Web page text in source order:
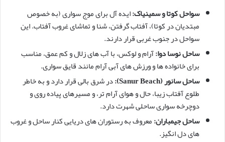
سواحل کوتا و سمینیاک:ایده آل برای موج سواری (به خصوص
مبتدیان در کوتا)، آفتاب گرفتن، شنا و تماشای غروب آفتاب. این
سواحل در جنوب غربی قرار دارند.
ساحل نوسا دوا:آرام و لوکس، با آب های زلال و کم عمق، مناسب
برای خانواده ها و ورزش های آبی آرام مانند قایق سواری.
ساحل سانور (Sanur Beach):
در شرق بالی قرار دارد و به خاطر
طلوع آفتاب زیبا، حال و هوای آرام تر، و مسیرهای پیاده روی و
دوچرخه سواری ساحلی شهرت دارد.
ساحل جیمباران:معروف به رستوران های دریایی کنار ساحل و غروب
های دل انگیز.